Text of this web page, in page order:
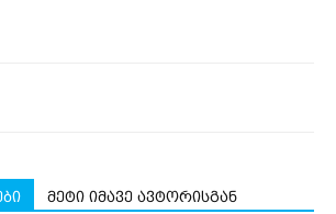
მეტი იმავე ავტორისგან